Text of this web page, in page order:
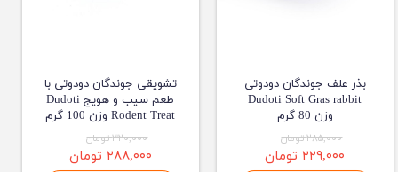
بذر علف جوندگان دودوتی
Dudoti Soft Gras rabbit
وزن 80 گرم
۲۸۵,۰۰۰ تومان
۲۲۹,۰۰۰ تومان
تشویقی جوندگان دودوتی با
طعم سیب و هویج Dudoti
Rodent Treat وزن 100 گرم
۳۲۰,۰۰۰ تومان
۲۸۸,۰۰۰ تومان